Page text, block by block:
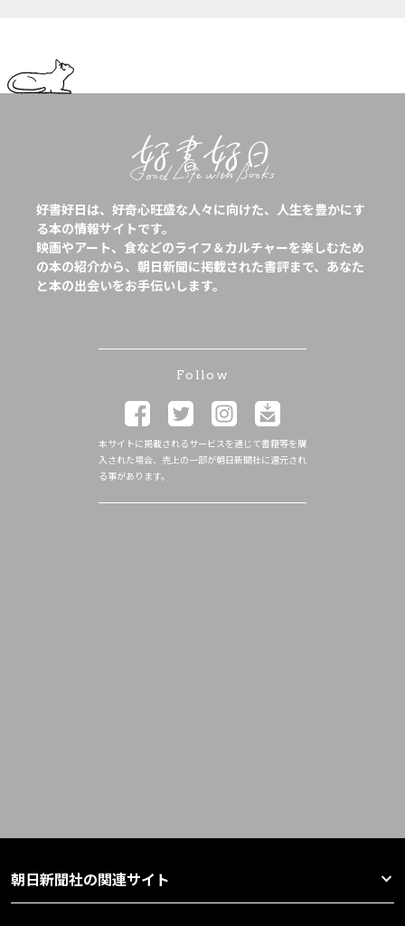
好書好日は、好奇心旺盛な人々に向けた、人生を豊かにす
る本の情報サイトです。
映画やアート、食などのライフ＆カルチャーを楽しむため
の本の紹介から、朝日新聞に掲載された書評まで、あなた
と本の出会いをお手伝いします。
Follow
本サイトに掲載されるサービスを通じて書籍等を購
入された場合、売上の一部が朝日新聞社に還元され
る事があります。
朝日新聞社の関連サイト